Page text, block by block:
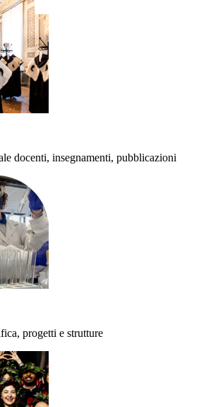
docenti, insegnamenti, pubblicazioni
progetti e strutture